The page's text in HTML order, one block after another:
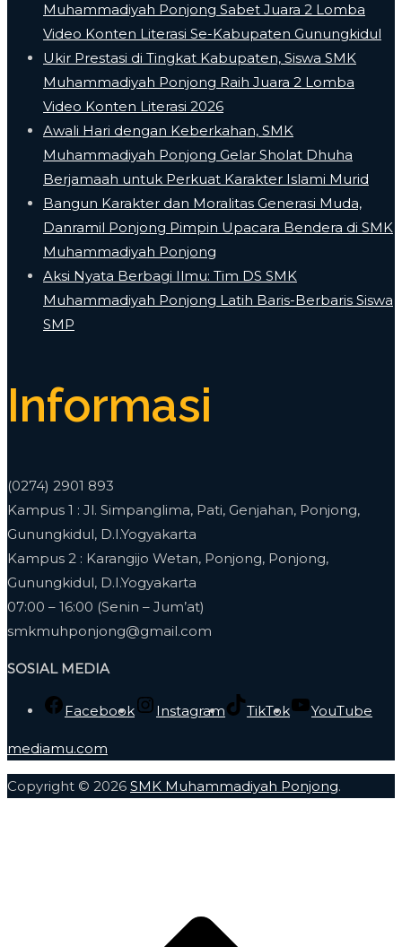
Muhammadiyah Ponjong Sabet Juara 2 Lomba
Video Konten Literasi Se-Kabupaten Gunungkidul
Ukir Prestasi di Tingkat Kabupaten, Siswa SMK
Muhammadiyah Ponjong Raih Juara 2 Lomba
Video Konten Literasi 2026
Awali Hari dengan Keberkahan, SMK
Muhammadiyah Ponjong Gelar Sholat Dhuha
Berjamaah untuk Perkuat Karakter Islami Murid
Bangun Karakter dan Moralitas Generasi Muda,
Danramil Ponjong Pimpin Upacara Bendera di SMK
Muhammadiyah Ponjong
​Aksi Nyata Berbagi Ilmu: Tim DS SMK
Muhammadiyah Ponjong Latih Baris-Berbaris Siswa
SMP
Informasi
(0274) 2901 893
Kampus 1 : Jl. Simpanglima, Pati, Genjahan, Ponjong,
Gunungkidul, D.I.Yogyakarta
Kampus 2 : Karangijo Wetan, Ponjong, Ponjong,
Gunungkidul, D.I.Yogyakarta
07:00 – 16:00 (Senin – Jum’at)
smkmuhponjong@gmail.com
SOSIAL MEDIA
Facebook Instagram TikTok YouTube
mediamu.com
Copyright © 2026 SMK Muhammadiyah Ponjong.